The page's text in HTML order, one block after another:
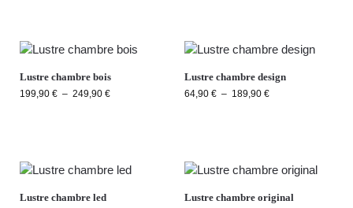
Lustre chambre bois
199,90 € – 249,90 €
Lustre chambre design
64,90 € – 189,90 €
Lustre chambre led Lustre chambre original